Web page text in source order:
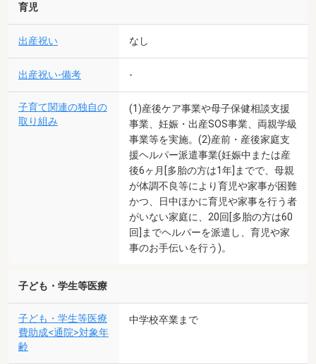
育児
出産祝い なし
出産祝い-備考 -
子育て関連の独自の
取り組み
(1)産後ケア事業や母子保健相談支援
事業、妊娠・出産SOS事業、両親学級
事業等を実施。(2)産前・産後家庭支
援ヘルパー派遣事業(妊娠中または産
後6ヶ月[多胎の方は1年]までで、母親
が体調不良等により育児や家事が困難
かつ、日中ほかに育児や家事を行う者
がいない家庭に、20回[多胎の方は60
回]までヘルパーを派遣し、育児や家
事のお手伝いを行う)。
子ども・学生等医療
子ども・学生等医療
費助成<通院>対象年
齢
中学校卒業まで